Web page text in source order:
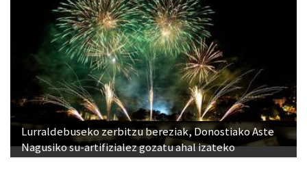
Lurraldebuseko zerbitzu bereziak, Donostiako Aste
Nagusiko su-artifizialez gozatu ahal izateko